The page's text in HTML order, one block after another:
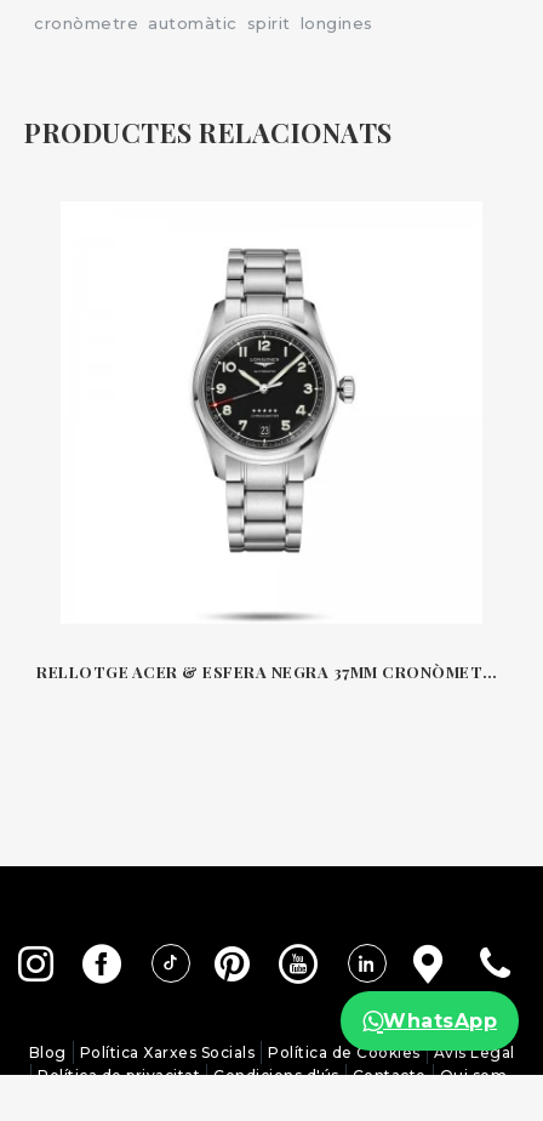
cronòmetre
automàtic spirit longines
PRODUCTES RELACIONATS
RELLOTGE ACER & ESFERA NEGRA 37MM CRONÒMETRE AUTOMÀTIC SPIRIT LONGINES
Blog Política Xarxes Socials Política de Cookies
Avís Legal
Política de privacitat
Condicions d'ús Contacte Qui som
WhatsApp